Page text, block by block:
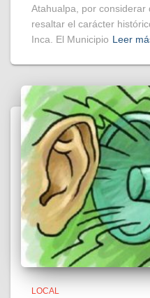
Atahualpa, por
resaltar el carácter
Inca. El Municipio Leer
LOCAL